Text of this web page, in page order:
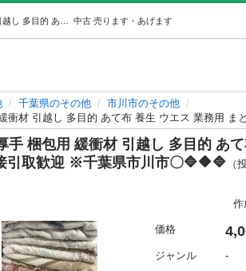
中古 売ります・あげます
千葉県のその他
市川市のその他
衝材 引越し 多目的 あて布 養生 ウエス 業務用
手 梱包用 緩衝材 引越し 多目的 あ
取歓迎 ※千葉県市川市〇🔷🔶🔷 （
作
価格
ジャンル
-